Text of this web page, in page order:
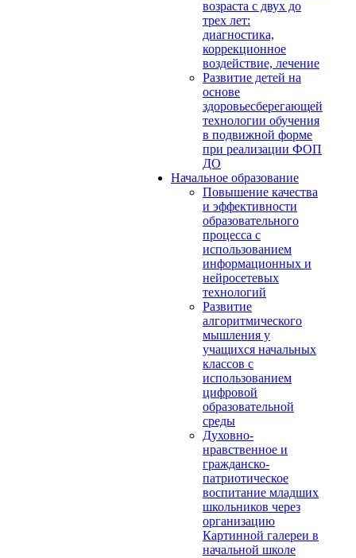
возраста с двух до
трех лет:
диагностика,
коррекционное
воздействие, лечение
Развитие детей на
основе
здоровьесберегающей
технологии обучения
в подвижной форме
при реализации ФОП
ДО
Начальное образование
Повышение качества
и эффективности
образовательного
процесса с
использованием
информационных и
нейросетевых
технологий
Развитие
алгоритмического
мышления у
учащихся начальных
классов с
использованием
цифровой
образовательной
среды
Духовно-
нравственное и
гражданско-
патриотическое
воспитание младших
школьников через
организацию
Картинной галереи в
начальной школе